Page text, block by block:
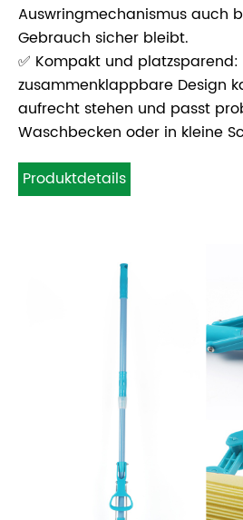
Auswringmechanismus auch
Gebrauch sicher bleibt.
✅ Kompakt und
zusammenklappbare Design
aufrecht stehen und passt
Waschbecken oder in kleine
Produktdetails